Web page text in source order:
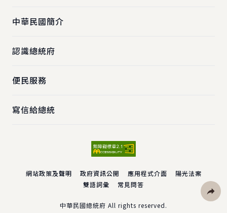
中華民國簡介
認識總統府
便民服務
寫信給總統
網站政策及聲明 政府資訊公開 應用程式介面
陽光法案
雙語詞彙
常見問答
中華民國總統府 All rights reserved.